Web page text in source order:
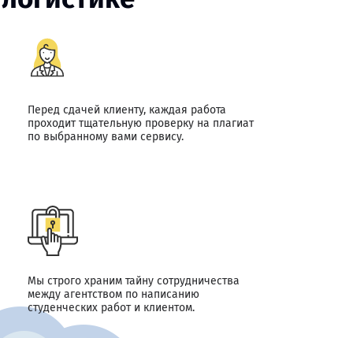
Перед сдачей клиенту, каждая работа
проходит тщательную проверку на плагиат
по выбранному вами сервису.
Мы строго храним тайну сотрудничества
между агентством по написанию
студенческих работ и клиентом.